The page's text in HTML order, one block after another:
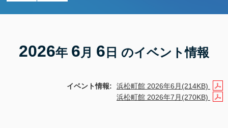
2026年 6月 6 日 のイベント情報
イベント情報:
浜松町館 2026年6月(214KB)
浜松町館 2026年7月(270KB)